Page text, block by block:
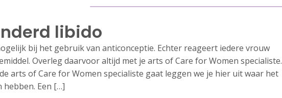
libido
bij het gebruik van anticonceptie. Echter reageert iedere vrouw
Overleg daarvoor altijd met je arts of Care for Women specialiste.
arts of Care for Women specialiste gaat leggen we je hier uit waar het
hebben. Een […]